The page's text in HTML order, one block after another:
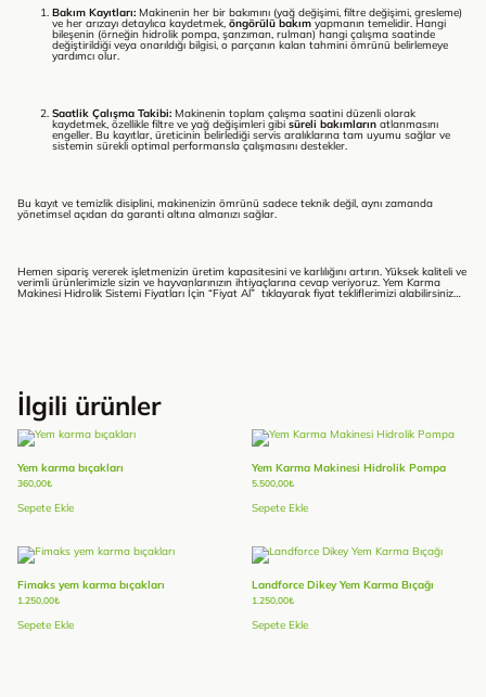
Bakım Kayıtları: Makinenin her bir bakımını (yağ değişimi, filtre değişimi, gresleme)
ve her arızayı detaylıca kaydetmek, öngörülü bakımyapmanın temelidir. Hangi
bileşenin (örneğin hidrolik pompa, şanzıman, rulman) hangi çalışma saatinde
değiştirildiği veya onarıldığı bilgisi, o parçanın kalan tahmini ömrünü belirlemeye
yardımcı olur.
Saatlik Çalışma Takibi: Makinenin toplam çalışma saatini düzenli olarak
kaydetmek, özellikle filtre ve yağ değişimleri gibisüreli bakımların atlanmasını
engeller. Bu kayıtlar, üreticinin belirlediği servis aralıklarına tam uyumu sağlar ve
sistemin sürekli optimal performansla çalışmasını destekler.
Bu kayıt ve temizlik disiplini, makinenizin ömrünü sadece teknik değil, aynı zamanda
yönetimsel açıdan da garanti altına almanızı sağlar.
Hemen sipariş vererek işletmenizin üretim kapasitesini ve karlılığını artırın. Yüksek kaliteli ve
verimli ürünlerimizle sizin ve hayvanlarınızın ihtiyaçlarına cevap veriyoruz. Yem Karma
Makinesi Hidrolik Sistemi Fiyatları İçin “Fiyat Al” tıklayarak fiyat tekliflerimizi alabilirsiniz…
İlgili ürünler
Yem karma bıçakları
360,00₺
Sepete Ekle
Yem Karma Makinesi Hidrolik Pompa
5.500,00₺
Sepete Ekle
Fimaks yem karma bıçakları
1.250,00₺
Sepete Ekle
Landforce Dikey Yem Karma Bıçağı
1.250,00₺
Sepete Ekle